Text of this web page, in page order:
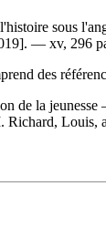
sous
— xv, 296
des
de la
Louis,